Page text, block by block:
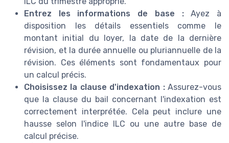
Entrez les informations de base :Ayez à
disposition les détails essentiels comme le
montant initial du loyer, la date de la dernière
révision, et la durée annuelle ou pluriannuelle de la
révision. Ces éléments sont fondamentaux pour
un calcul précis.
Choisissez la clause d'indexation :Assurez-vous
que la clause du bail concernant l'indexation est
correctement interprétée. Cela peut inclure une
hausse selon l'indice ILC ou une autre base de
calcul précise.